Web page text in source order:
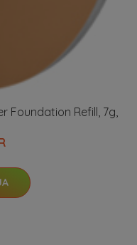
Foundation Refill, 7g,